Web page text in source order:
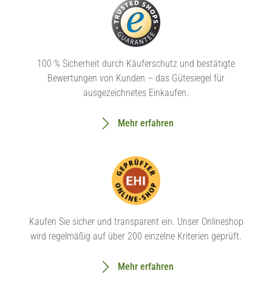
100 % Sicherheit durch Käuferschutz und bestätigte
Bewertungen von Kunden – das Gütesiegel für
ausgezeichnetes Einkaufen.
Mehr erfahren
Kaufen Sie sicher und transparent ein. Unser Onlineshop
wird regelmäßig auf über 200 einzelne Kriterien geprüft.
Mehr erfahren